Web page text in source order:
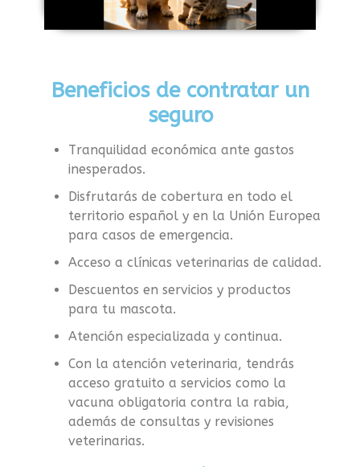
Beneficios de contratar un
seguro
Tranquilidad económica ante gastos
inesperados.
Disfrutarás de cobertura en todo el
territorio español y en la Unión Europea
para casos de emergencia.
Acceso a clínicas veterinarias de calidad.
Descuentos en servicios y productos
para tu mascota.
Atención especializada y continua.
Con la atención veterinaria, tendrás
acceso gratuito a servicios como la
vacuna obligatoria contra la rabia,
además de consultas y revisiones
veterinarias.